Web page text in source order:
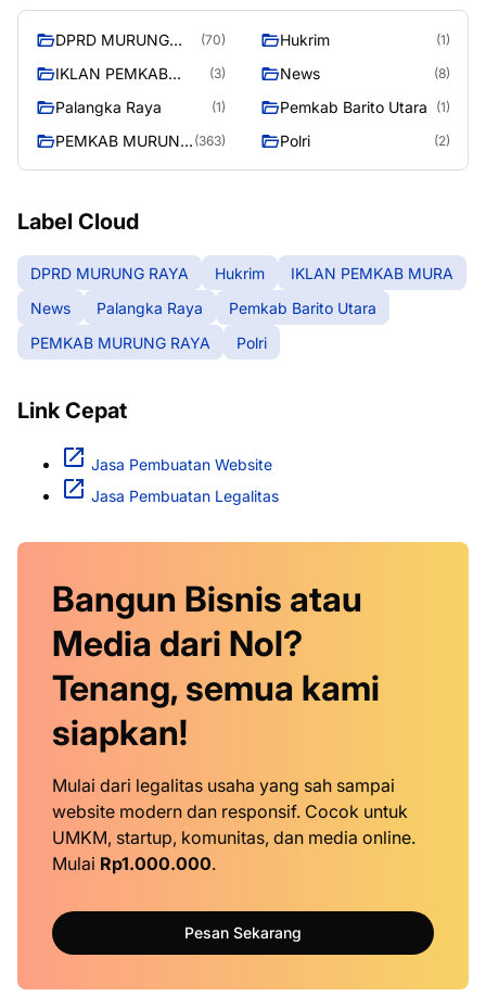
DPRD MURUNG
(70) Hukrim (1)
IKLAN PEMKAB
(3) News (8)
Palangka Raya (1) Pemkab Barito Utara (1)
PEMKAB MURUNG (363) Polri (2)
Label Cloud
DPRD MURUNG RAYA Hukrim
IKLAN PEMKAB MURA
News
Palangka Raya
Pemkab Barito Utara
PEMKAB MURUNG RAYA
Polri
Link Cepat
Jasa Pembuatan Website
Jasa Pembuatan Legalitas
Bangun Bisnis atau
Media dari Nol?
Tenang, semua kami
siapkan!
Mulai dari legalitas usaha yang sah sampai
website modern dan responsif. Cocok untuk
UMKM, startup, komunitas, dan media online.
Mulai Rp1.000.000.
Pesan Sekarang